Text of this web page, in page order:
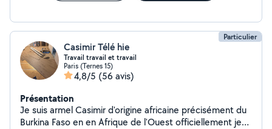
Particulier
Casimir Télé hie
Travail travail et travail
Paris (Ternes 15)
4,8/5 (56 avis)
Présentation
Je suis armel Casimir d'origine africaine précisément du
Burkina Faso en en Afrique de l'Ouest officiellement je